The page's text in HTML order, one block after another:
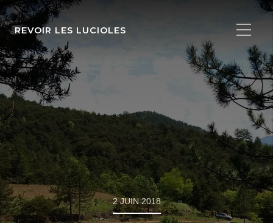
REVOIR LES LUCIOLES
2 JUIN 2018